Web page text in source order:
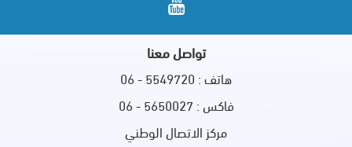
تواصل معنا
هاتف : 5549720 - 06
فاكس : 5650027 - 06
مركز الاتصال الوطني